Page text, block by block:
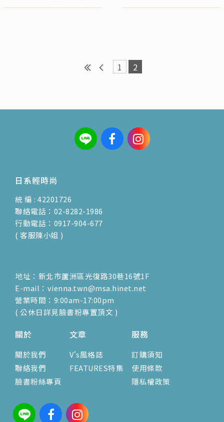
1 2
日系輕時尚
統 編 : 42201726
聯絡電話：02-8282-1986
行動電話：0917-904-677
( 客服陳小姐 )
地址：新北市蘆洲區光復路30巷16號1F
E-mail：vienna.twn@msa.hinet.net
營業時間：9:00am-17:00pm
( 公休日詳見臉書粉專置頂文 )
關於
關於我們
聯絡我們
臉書粉絲專頁
文章
V's風格誌
FEATURES特集
服務
訂購須知
使用條款
隱私權政策